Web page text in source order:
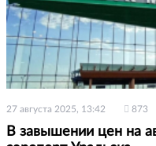
27 августа 2025, 13:42 873
В завышении цен на